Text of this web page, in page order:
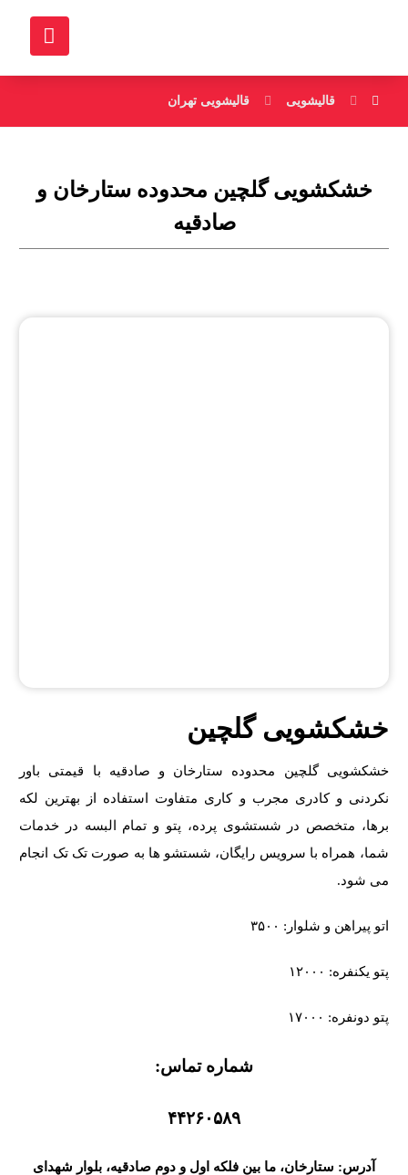
قالیشویی قالیشویی تهران
خشکشویی گلچین محدوده ستارخان و
صادقیه
خشکشویی گلچین
خشکشویی گلچین محدوده ستارخان و صادقیه با قیمتی باور
نکردنی و کادری مجرب و کاری متفاوت استفاده از بهترین لکه
برها، متخصص در شستشوی پرده، پتو و تمام البسه در خدمات
شما، همراه با سرویس رایگان، شستشو ها به صورت تک تک انجام
می شود.
اتو پیراهن و شلوار: ۳۵۰۰
پتو یکنفره: ۱۲۰۰۰
پتو دونفره: ۱۷۰۰۰
شماره تماس:
۴۴۲۶۰۵۸۹
آدرس: ستارخان، ما بین فلکه اول و دوم صادقیه، بلوار شهدای